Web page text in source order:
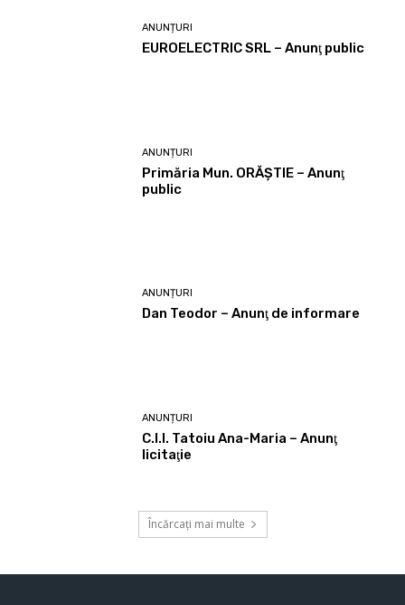
ANUNȚURI
EUROELECTRIC SRL – Anunţ public
ANUNȚURI
Primăria Mun. ORĂȘTIE – Anunţ
public
ANUNȚURI
Dan Teodor – Anunţ de informare
ANUNȚURI
C.I.I. Tatoiu Ana-Maria – Anunţ
licitaţie
Încărcați mai multe